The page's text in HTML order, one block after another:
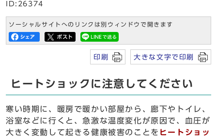
ID:26374
ソーシャルサイトへのリンクは別ウィンドウで開きます
印刷 大きな文字で印刷
ヒートショックに注意してください
寒い時期に、暖房で暖かい部屋から、廊下やトイレ、
浴室などに行くと、急激な温度変化が原因で、血圧が
大きく変動して起きる健康被害のことを ヒートショッ